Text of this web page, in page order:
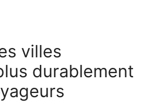
durablement